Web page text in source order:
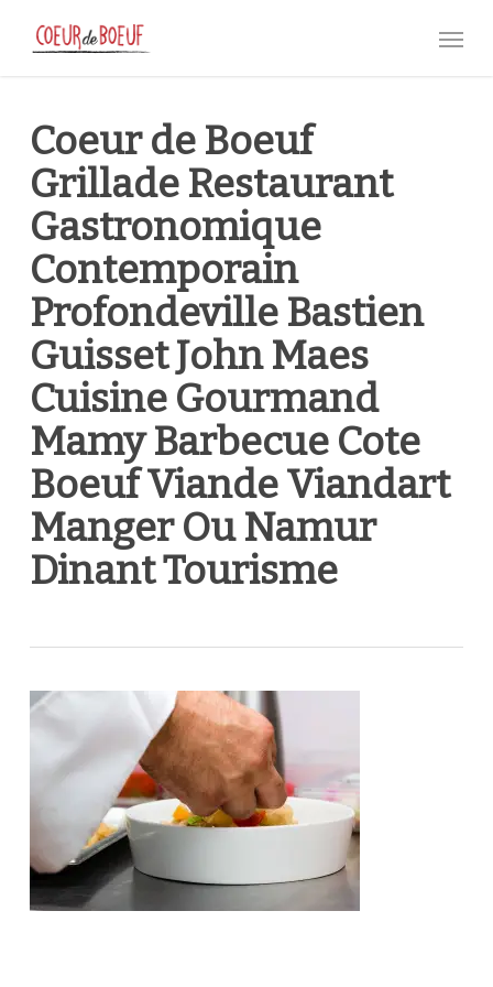
Menu
Coeur de Boeuf
Grillade Restaurant
Gastronomique
Contemporain
Profondeville Bastien
Guisset John Maes
Cuisine Gourmand
Mamy Barbecue Cote
Boeuf Viande Viandart
Manger Ou Namur
Dinant Tourisme